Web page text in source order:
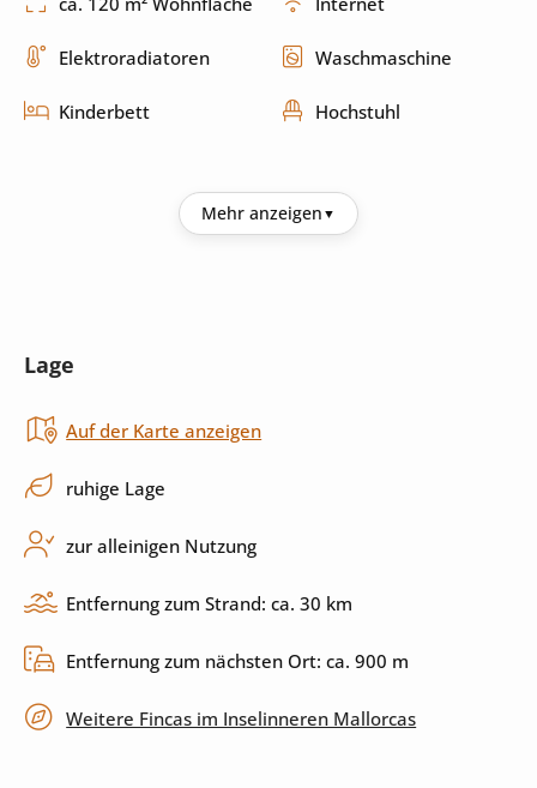
Elektroradiatoren Waschmaschine
Kinderbett Hochstuhl
Backofen
Küchenutensilien
Außenbereich
Pool Außendusche
Mehr anzeigen
Lage
Auf der Karte anzeigen
ruhige Lage
zur alleinigen Nutzung
Entfernung zum Strand: ca. 30 km
Entfernung zum nächsten Ort: ca. 900 m
Weitere Fincas im Inselinneren Mallorcas